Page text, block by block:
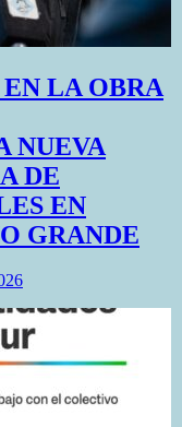
LA OBRA
NUEVA
DE
EN
GRANDE